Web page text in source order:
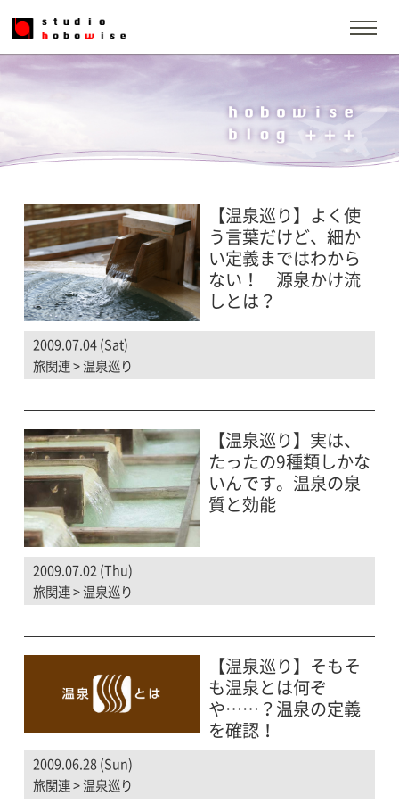
【温泉巡り】よく使
う言葉だけど、細か
い定義まではわから
ない！ 源泉かけ流
しとは？
2009.07.04 (Sat)
旅関連>温泉巡り
【温泉巡り】実は、
たったの9種類しかな
いんです。温泉の泉
質と効能
2009.07.02 (Thu)
旅関連>温泉巡り
【温泉巡り】そもそ
も温泉とは何ぞ
や……？温泉の定義
を確認！
2009.06.28 (Sun)
旅関連>温泉巡り